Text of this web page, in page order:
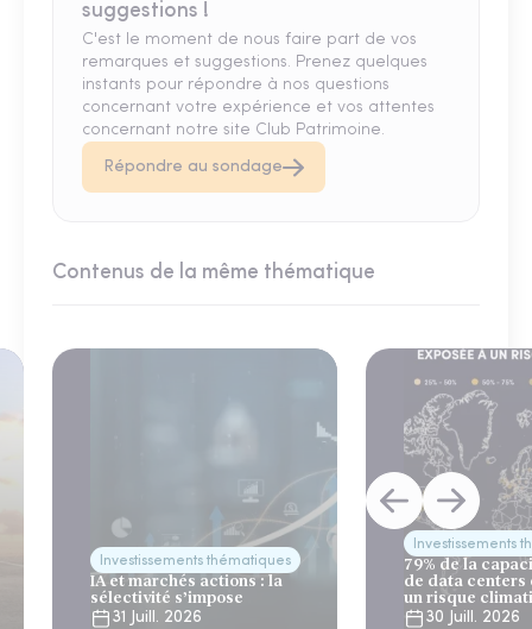
suggestions !
C'est le moment de nous faire part de vos
remarques et suggestions. Prenez quelques
instants pour répondre à nos questions
concernant votre expérience et vos attentes
concernant notre site Club Patrimoine.
Répondre au sondage
Contenus de la même thématique
Investissements thématiques
IA et marchés actions : la
sélectivité s’impose
31 Juill. 2026
Investissements
79% de la
de data centers
un risque
30 Juill. 2026